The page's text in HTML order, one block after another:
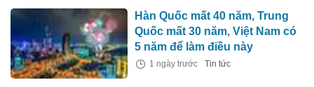
Hàn Quốc mất 40 năm, Trung
Quốc mất 30 năm, Việt Nam có
5 năm để làm điều này
1 ngày trước Tin tức